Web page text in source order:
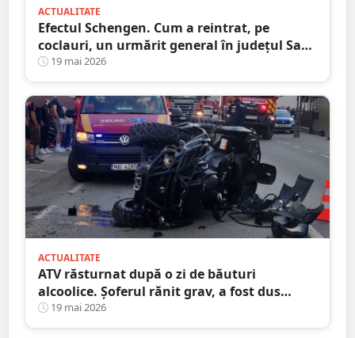
ACTUALITATE
Efectul Schengen. Cum a reintrat, pe
coclauri, un urmărit general în județul Satu
Mare
19 mai 2026
ACTUALITATE
ATV răsturnat după o zi de băuturi
alcoolice. Șoferul rănit grav, a fost dus
inconștient la spital
19 mai 2026